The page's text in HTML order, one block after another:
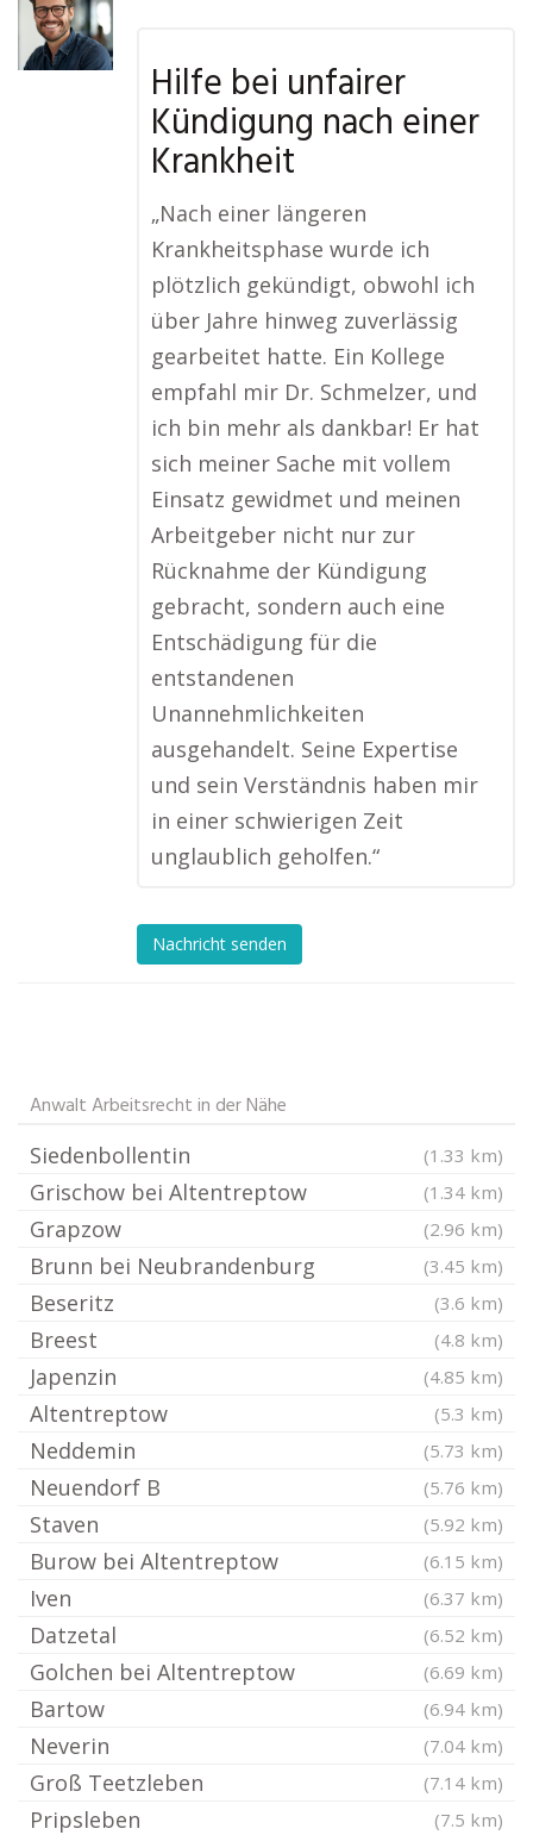
Hilfe bei unfairer
Kündigung nach einer
Krankheit
„Nach einer längeren
Krankheitsphase wurde ich
plötzlich gekündigt, obwohl ich
über Jahre hinweg zuverlässig
gearbeitet hatte. Ein Kollege
empfahl mir Dr. Schmelzer, und
ich bin mehr als dankbar! Er hat
sich meiner Sache mit vollem
Einsatz gewidmet und meinen
Arbeitgeber nicht nur zur
Rücknahme der Kündigung
gebracht, sondern auch eine
Entschädigung für die
entstandenen
Unannehmlichkeiten
ausgehandelt. Seine Expertise
und sein Verständnis haben mir
in einer schwierigen Zeit
unglaublich geholfen.“
Nachricht senden
Anwalt Arbeitsrecht in der Nähe
Siedenbollentin (1.33 km)
Grischow bei Altentreptow (1.34 km)
Grapzow (2.96 km)
Brunn bei Neubrandenburg (3.45 km)
Beseritz (3.6 km)
Breest (4.8 km)
Japenzin (4.85 km)
Altentreptow (5.3 km)
Neddemin (5.73 km)
Neuendorf B (5.76 km)
Staven (5.92 km)
Burow bei Altentreptow (6.15 km)
Iven (6.37 km)
Datzetal (6.52 km)
Golchen bei Altentreptow (6.69 km)
Bartow (6.94 km)
Neverin (7.04 km)
Groß Teetzleben (7.14 km)
Pripsleben (7.5 km)